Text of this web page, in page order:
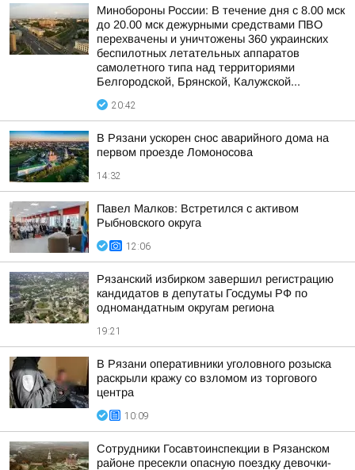
Минобороны России: В течение дня с 8.00 мск
до 20.00 мск дежурными средствами ПВО
перехвачены и уничтожены 360 украинских
беспилотных летательных аппаратов
самолетного типа над территориями
Белгородской, Брянской, Калужской...
20:42
В Рязани ускорен снос аварийного дома на
первом проезде Ломоносова
14:32
Павел Малков: Встретился с активом
Рыбновского округа
12:06
Рязанский избирком завершил регистрацию
кандидатов в депутаты Госдумы РФ по
одномандатным округам региона
19:21
В Рязани оперативники уголовного розыска
раскрыли кражу со взломом из торгового
центра
10:09
Сотрудники Госавтоинспекции в Рязанском
районе пресекли опасную поездку девочки-